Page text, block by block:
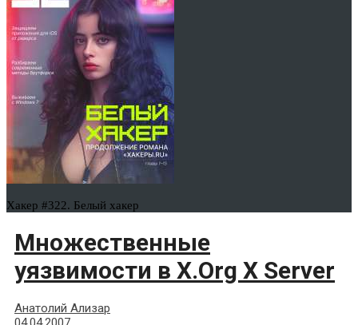
Хакер #322. Белый хакер
Множественные
уязвимости в X.Org X Server
Анатолий Ализар